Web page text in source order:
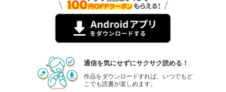
通信を気にせずにサクサク読める！
作品をダウンロードすれば、いつでもど
こでも読書が楽しめます。